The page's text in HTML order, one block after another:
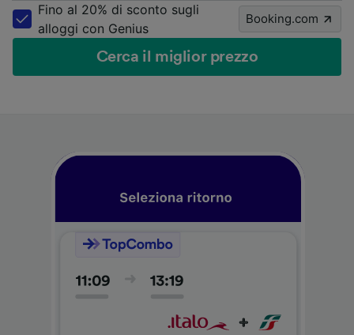
Fino al 20% di sconto sugli
alloggi con Genius
Booking.com
Cerca il miglior prezzo